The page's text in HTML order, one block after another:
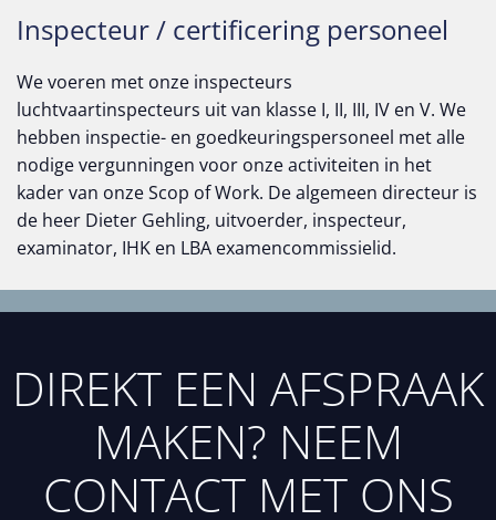
Inspecteur / certificering personeel
We voeren met onze inspecteurs
luchtvaartinspecteurs uit van klasse I, II, III, IV en V. We
hebben inspectie- en goedkeuringspersoneel met alle
nodige vergunningen voor onze activiteiten in het
kader van onze Scop of Work. De algemeen directeur is
de heer Dieter Gehling, uitvoerder, inspecteur,
examinator, IHK en LBA examencommissielid.
DIREKT EEN AFSPRAAK
MAKEN? NEEM
CONTACT MET ONS